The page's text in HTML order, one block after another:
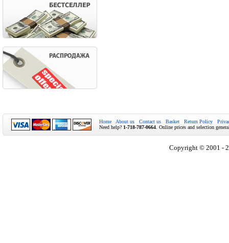
Home About us Contact us Basket Return Policy
Need help? 1-718-787-0664 . Online prices and selection
Copyright © 2001 -